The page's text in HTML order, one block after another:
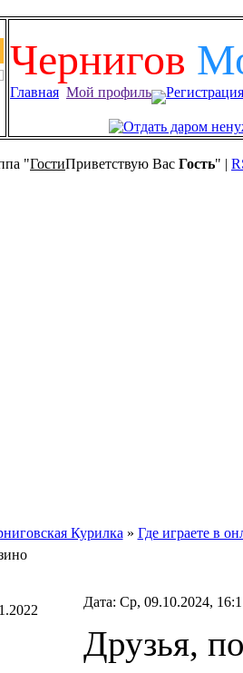
Чернигов
Главная Мой профиль Регистрация
"ГостиПриветствую Вас Гость" |
Курилка » Где играете в
Дата: Ср, 09.10.2024,
Друзья,